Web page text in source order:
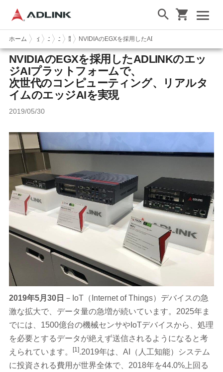
ホーム 企業情報ニュース & イベント
ニュース
製品ニュース
NVIDIAのEGXを採用したADLINKのエッジAIプラッ
NVIDIAのEGXを採用したADLINKのエッ
ジAIプラットフォームで、
次世代のコンピューティング、リアルタ
イムのエッジAIを実現
2019/05/30
2019年5月30日 －IoT（Internet of Things）デバイスの急
激な拡大で、データ量の急増が続いています。2025年ま
でには、1500億台の機械センサやIoTデバイスから、処理
を必要とするデータが絶えず送信されるようになると考
えられています。
[1].2019年は、AI（人工知能）システム
に投資される費用が世界全体で、2018年を44.0%上回る